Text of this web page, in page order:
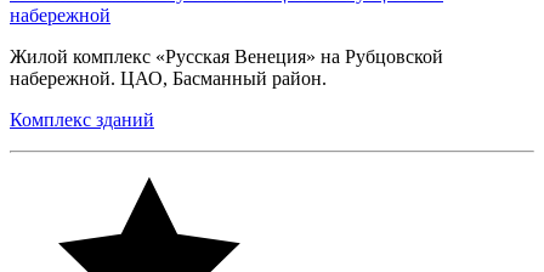
набережной
Жилой комплекс «Русская Венеция» на Рубцовской
набережной. ЦАО, Басманный район.
Комплекс зданий